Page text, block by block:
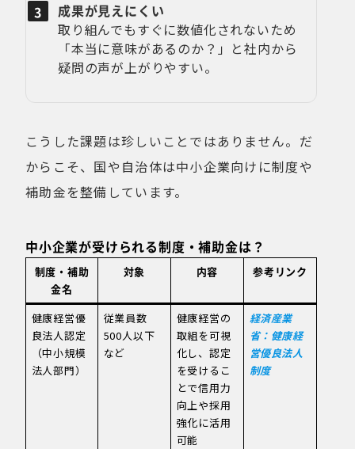
成果が見えにくい
取り組んでもすぐに数値化されないため
「本当に意味があるのか？」と社内から
疑問の声が上がりやすい。
こうした課題は珍しいことではありません。だ
からこそ、国や自治体は中小企業向けに制度や
補助金を整備しています。
中小企業が受けられる制度・補助金は？
制度・補助
金名
対象 内容 参考リンク
健康経営優
良法人認定
（中小規模
法人部門）
従業員数
500人以下
など
健康経営の
取組を可視
化し、認定
を受けるこ
とで信用力
向上や採用
強化に活用
可能
経済産業
省：健康経
営優良法人
制度